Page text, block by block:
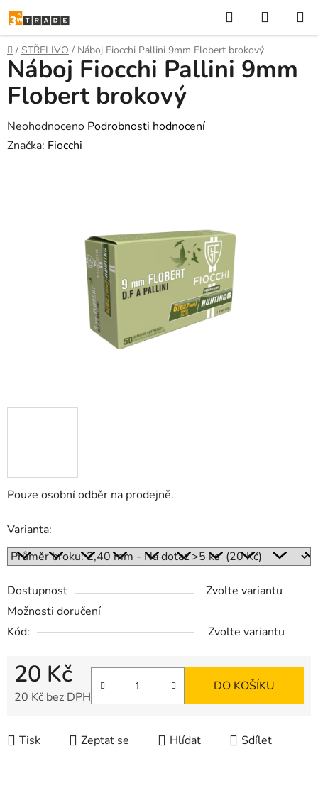
Přejít
na
obsah
Hledat
KOŠÍK
Domů
/ STŘELIVO / Náboj Fiocchi Pallini 9mm Flobert brokový
Pouze osobní odběr na prodejně.
Varianta:
Dostupnost
Zvolte variantu
Možnosti doručení
Kód:
Zvolte variantu
20 Kč
20 Kč bez DPH
DO KOŠÍKU
Tisk Zeptat se Hlídat Sdílet
Náboj Fiocchi Pallini 9mm
Flobert brokový
Průměrné
hodnocení
Neohodnoceno Podrobnosti hodnocení
Značka: Fiocchi